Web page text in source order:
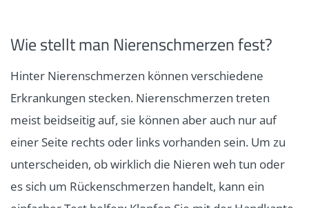
Wie stellt man Nierenschmerzen fest?
Hinter Nierenschmerzen können verschiedene
Erkrankungen stecken. Nierenschmerzen treten
meist beidseitig auf, sie können aber auch nur auf
einer Seite rechts oder links vorhanden sein. Um zu
unterscheiden, ob wirklich die Nieren weh tun oder
es sich um Rückenschmerzen handelt, kann ein